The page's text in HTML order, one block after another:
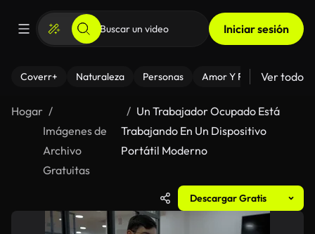
Iniciar sesión
Coverr+ Naturaleza Personas Amor Y Relaciones
Ver todo
Hogar
Imágenes de
Archivo
Gratuitas
Un Trabajador Ocupado Está
Trabajando En Un Dispositivo
Portátil Moderno
Descargar Gratis